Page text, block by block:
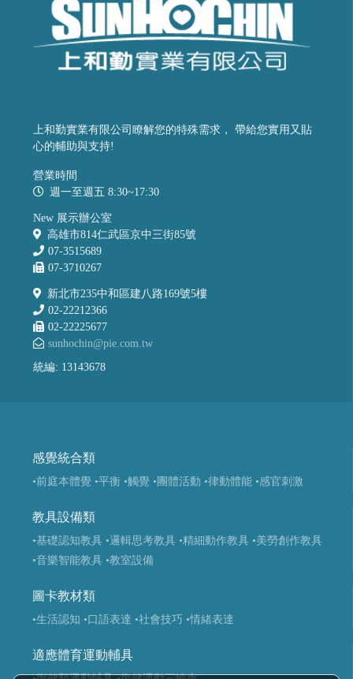
上和勤實業有限公司瞭解您的特殊需求， 帶給您實用又貼
心的輔助與支持!
營業時間
週一至週五 8:30~17:30
New 展示辦公室
高雄市814仁武區京中三街85號
07-3515689
07-3710267
新北市235中和區建八路169號5樓
02-22212366
02-22225677
sunhochin@pie.com.tw
統編: 13143678
感覺統合類
•前庭本體覺 •平衡 •觸覺 •團體活動 •律動體能 •感官刺激
教具設備類
•基礎認知教具 •邏輯思考教具 •精細動作教具 •美勞創作教具
•音樂智能教具 •教室設備
圖卡教材類
•生活認知 •口語表達 •社會技巧 •情緒表達
適應體育運動輔具